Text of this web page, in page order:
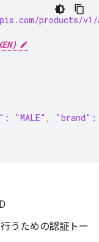
products/
"MALE",
うための認証トー